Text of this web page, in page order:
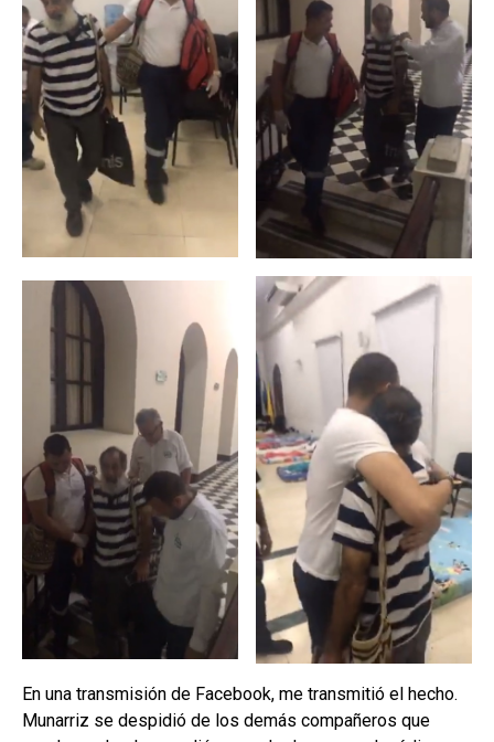
En una transmisión de Facebook, me transmitió el hecho.
Munarriz se despidió de los demás compañeros que